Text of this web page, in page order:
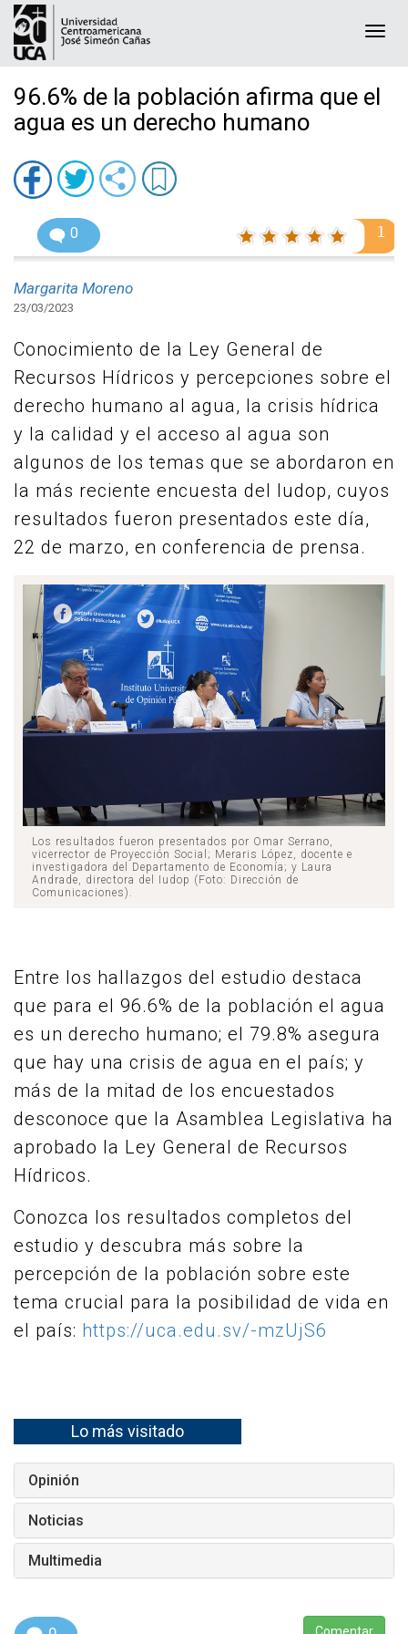
96.6% de la población afirma que el
agua es un derecho humano
0 1
Margarita Moreno
23/03/2023
Conocimiento de la Ley General de
Recursos Hídricos y percepciones sobre el
derecho humano al agua, la crisis hídrica
y la calidad y el acceso al agua son
algunos de los temas que se abordaron en
la más reciente encuesta del Iudop, cuyos
resultados fueron presentados este día,
22 de marzo, en conferencia de prensa.
Los resultados fueron presentados por Omar Serrano,
vicerrector de Proyección Social; Meraris López, docente e
investigadora del Departamento de Economía; y Laura
Andrade, directora del Iudop (Foto: Dirección de
Comunicaciones).
Entre los hallazgos del estudio destaca
que para el 96.6% de la población el agua
es un derecho humano; el 79.8% asegura
que hay una crisis de agua en el país; y
más de la mitad de los encuestados
desconoce que la Asamblea Legislativa ha
aprobado la Ley General de Recursos
Hídricos.
Conozca los resultados completos del
estudio y descubra más sobre la
percepción de la población sobre este
tema crucial para la posibilidad de vida en
el país: https://uca.edu.sv/-mzUjS6
Lo más visitado
Opinión
Noticias
Multimedia